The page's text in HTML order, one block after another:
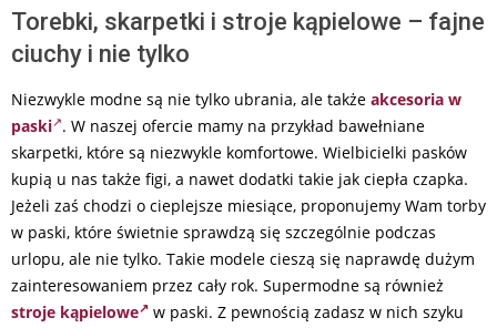
Torebki, skarpetki i stroje kąpielowe – fajne
ciuchy i nie tylko
Niezwykle modne są nie tylko ubrania, ale także akcesoria w
paski . W naszej ofercie mamy na przykład bawełniane
skarpetki, które są niezwykle komfortowe. Wielbicielki pasków
kupią u nas także figi, a nawet dodatki takie jak ciepła czapka.
Jeżeli zaś chodzi o cieplejsze miesiące, proponujemy Wam torby
w paski, które świetnie sprawdzą się szczególnie podczas
urlopu, ale nie tylko. Takie modele cieszą się naprawdę dużym
zainteresowaniem przez cały rok. Supermodne są również
stroje kąpielowe
w paski. Z pewnością zadasz w nich szyku